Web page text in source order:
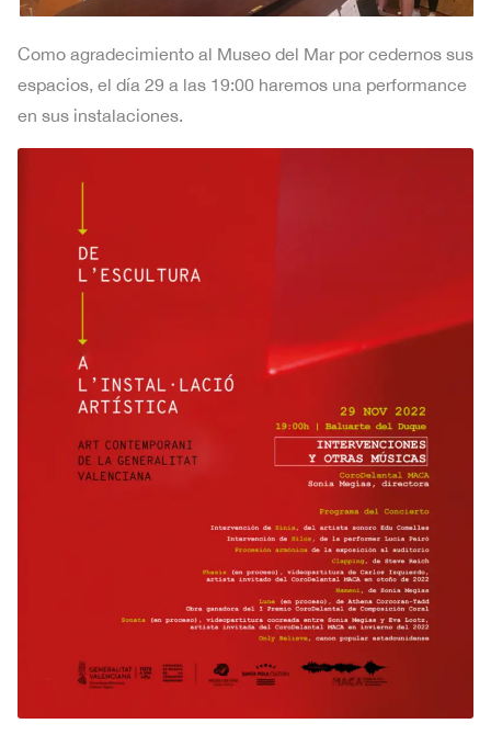
Como agradecimiento al Museo del Mar por cedernos sus
espacios, el día 29 a las 19:00 haremos una performance
en sus instalaciones.